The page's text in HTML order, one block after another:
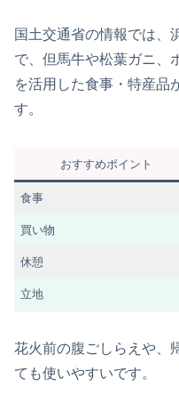
国土交通省の情報では、
で、但馬牛や松葉ガニ、
を活用した食事・特産品
す。
おすすめポイント
食事
買い物
休憩
立地
花火前の腹ごしらえや、
ても使いやすいです。